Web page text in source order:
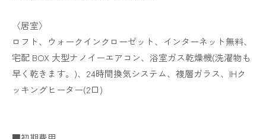
〈居室〉
ロフト、ウォークインクローゼット、インターネット無料、
宅配 BOX 大型ナノイーエアコン、浴室ガス乾燥機(洗濯物も
早く乾きます。)、24時間換気システム、複層ガラス、IHク
ッキングヒーター(2口)